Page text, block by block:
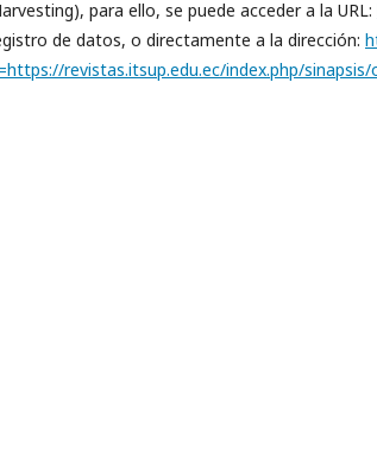
para ello, se puede acceder a la URL:
de datos, o directamente a la dirección:
revistas.itsup.edu.ec/index.php/sinapsis/